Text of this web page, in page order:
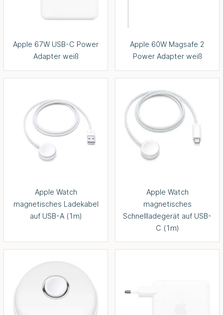
Apple 67W USB-C Power
Adapter weiß
Apple 60W Magsafe 2
Power Adapter weiß
Apple Watch
magnetisches Ladekabel
auf USB-A (1m)
Apple Watch
magnetisches
Schnellladegerät auf USB-
C (1m)